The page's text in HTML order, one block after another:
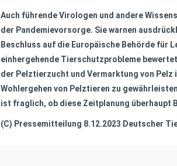
Auch führende Virologen und andere
der Pandemievorsorge. Sie warnen
Beschluss auf die Europäische Behörde für
einhergehende Tierschutzprobleme
der Pelztierzucht und Vermarktung von Pelz
Wohlergehen von Pelztieren zu
ist fraglich, ob diese Zeitplanung überhaupt
(C) Pressemitteilung 8.12.2023 Deutscher